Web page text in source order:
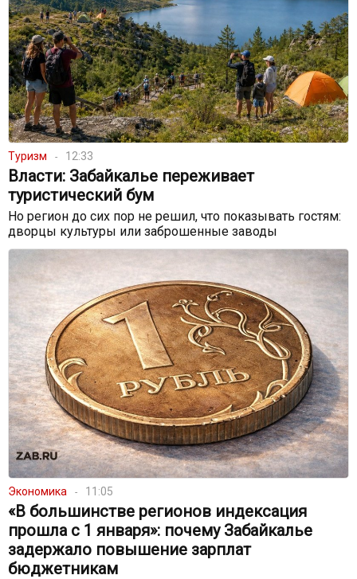
Туризм 12:33
Власти: Забайкалье переживает
туристический бум
Но регион до сих пор не решил, что показывать гостям:
дворцы культуры или заброшенные заводы
Экономика 11:05
«В большинстве регионов индексация
прошла с 1 января»: почему Забайкалье
задержало повышение зарплат
бюджетникам